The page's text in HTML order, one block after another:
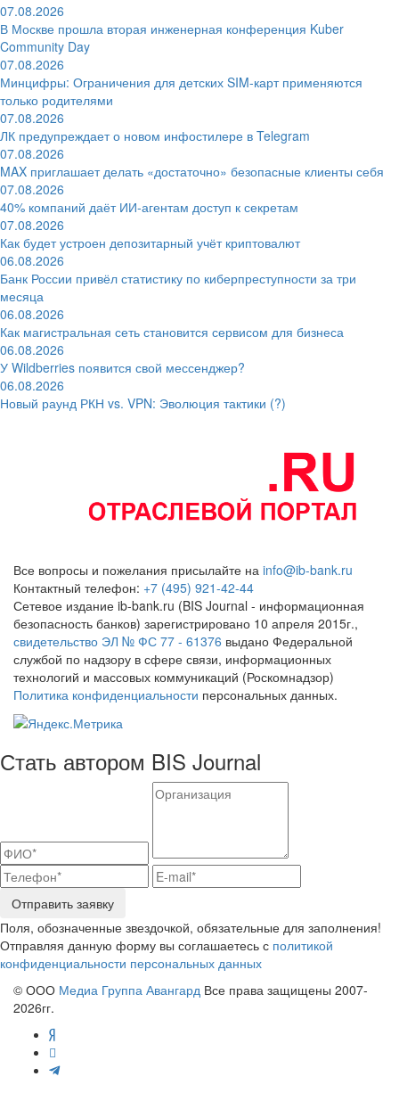
07.08.2026
В Москве прошла вторая инженерная конференция Kuber
Community Day
07.08.2026
Минцифры: Ограничения для детских SIM-карт применяются
только родителями
07.08.2026
ЛК предупреждает о новом инфостилере в Telegram
07.08.2026
MAX приглашает делать «достаточно» безопасные клиенты себя
07.08.2026
40% компаний даёт ИИ‑агентам доступ к секретам
07.08.2026
Как будет устроен депозитарный учёт криптовалют
06.08.2026
Банк России привёл статистику по киберпреступности за три
месяца
06.08.2026
Как магистральная сеть становится сервисом для бизнеса
06.08.2026
У Wildberries появится свой мессенджер?
06.08.2026
Новый раунд РКН vs. VPN: Эволюция тактики (?)
Все вопросы и пожелания присылайте на info@ib-bank.ru
Контактный телефон: +7 (495) 921-42-44
Сетевое издание ib-bank.ru (BIS Journal - информационная
безопасность банков) зарегистрировано 10 апреля 2015г.,
свидетельство ЭЛ № ФС 77 - 61376 выдано Федеральной
службой по надзору в сфере связи, информационных
технологий и массовых коммуникаций (Роскомнадзор)
Политика конфиденциальности персональных данных.
Стать автором BIS Journal
Отправить заявку
Поля, обозначенные звездочкой, обязательные для заполнения!
Отправляя данную форму вы соглашаетесь с политикой
конфиденциальности персональных данных
© ООО Медиа Группа Авангард Все права защищены 2007-
2026гг.